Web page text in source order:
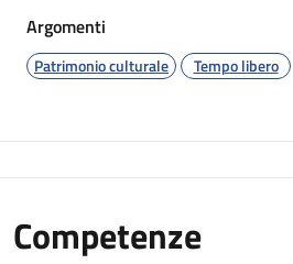
Argomenti
Patrimonio culturale Tempo libero
Competenze